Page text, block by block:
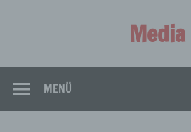
Media
MENÜ